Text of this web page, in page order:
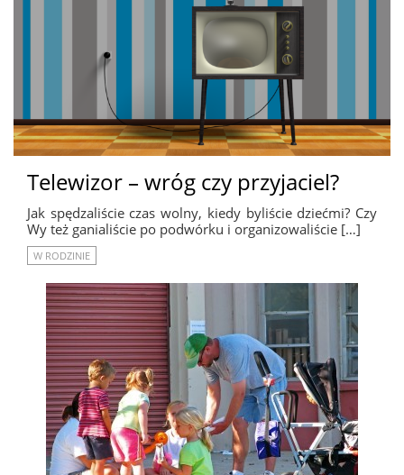
Telewizor – wróg czy przyjaciel?
Jak spędzaliście czas wolny, kiedy byliście dziećmi? Czy
Wy też ganialiście po podwórku i organizowaliście […]
W RODZINIE